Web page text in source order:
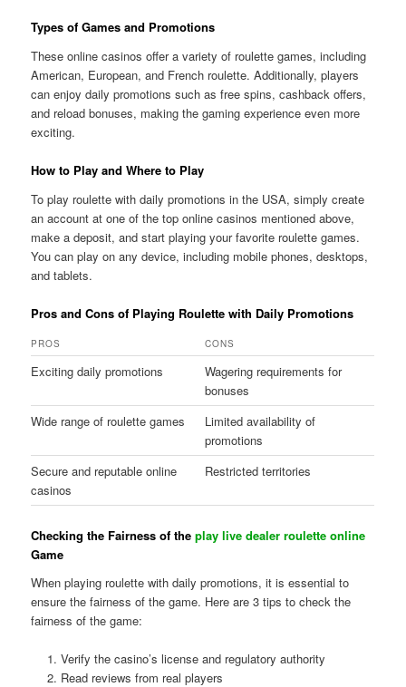
Types of Games and Promotions
These online casinos offer a variety of roulette games, including
American, European, and French roulette. Additionally, players
can enjoy daily promotions such as free spins, cashback offers,
and reload bonuses, making the gaming experience even more
exciting.
How to Play and Where to Play
To play roulette with daily promotions in the USA, simply create
an account at one of the top online casinos mentioned above,
make a deposit, and start playing your favorite roulette games.
You can play on any device, including mobile phones, desktops,
and tablets.
Pros and Cons of Playing Roulette with Daily Promotions
PROS CONS
Exciting daily promotions
Wagering requirements for
bonuses
Wide range of roulette games
Limited availability of
promotions
Secure and reputable online
casinos
Restricted territories
Checking the Fairness of theplay live dealer roulette online
Game
When playing roulette with daily promotions, it is essential to
ensure the fairness of the game. Here are 3 tips to check the
fairness of the game:
Verify the casino’s license and regulatory authority
Read reviews from real players